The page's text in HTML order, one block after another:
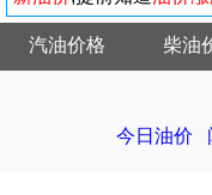
汽油价格 柴油
今日油价